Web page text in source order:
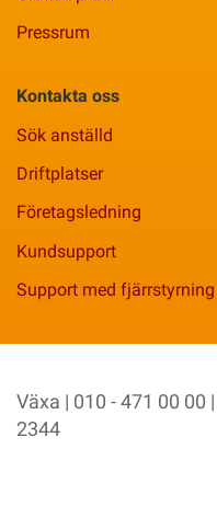
Pressrum
Kontakta oss
Sök anställd
Driftplatser
Företagsledning
Kundsupport
Support med fjärrstyrning
Växa | 010 - 471 00 00 |
2344